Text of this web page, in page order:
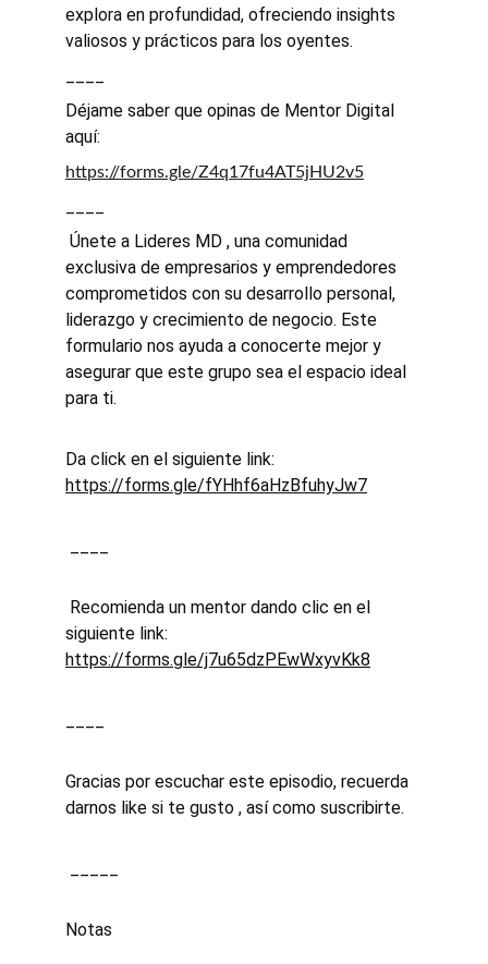
explora en profundidad, ofreciendo insights
valiosos y prácticos para los oyentes.
Déjame saber que opinas de Mentor Digital
aquí:
https://forms.gle/Z4q17fu4AT5jHU2v5
exclusiva de empresarios y emprendedores
comprometidos con su desarrollo personal,
liderazgo y crecimiento de negocio. Este
formulario nos ayuda a conocerte mejor y
asegurar que este grupo sea el espacio ideal
para ti.
Da click en el siguiente link:
https://forms.gle/fYHhf6aHzBfuhyJw7
siguiente link:
https://forms.gle/j7u65dzPEwWxyvKk8
Gracias por escuchar este episodio, recuerda
darnos like si te gusto , así como suscribirte.
Notas